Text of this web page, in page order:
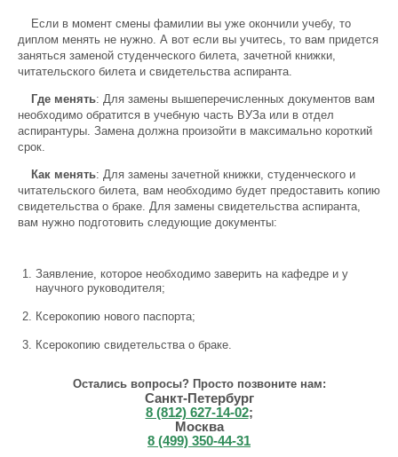
Если в момент смены фамилии вы уже окончили учебу, то
диплом менять не нужно. А вот если вы учитесь, то вам придется
заняться заменой студенческого билета, зачетной книжки,
читательского билета и свидетельства аспиранта.
Где менять: Для замены вышеперечисленных документов вам
необходимо обратится в учебную часть ВУЗа или в отдел
аспирантуры. Замена должна произойти в максимально короткий
срок.
Как менять: Для замены зачетной книжки, студенческого и
читательского билета, вам необходимо будет предоставить копию
свидетельства о браке. Для замены свидетельства аспиранта,
вам нужно подготовить следующие документы:
Заявление, которое необходимо заверить на кафедре и у
научного руководителя;
Ксерокопию нового паспорта;
Ксерокопию свидетельства о браке.
Остались вопросы? Просто позвоните нам:
Санкт-Петербург
8 (812) 627-14-02;
Москва
8 (499) 350-44-31